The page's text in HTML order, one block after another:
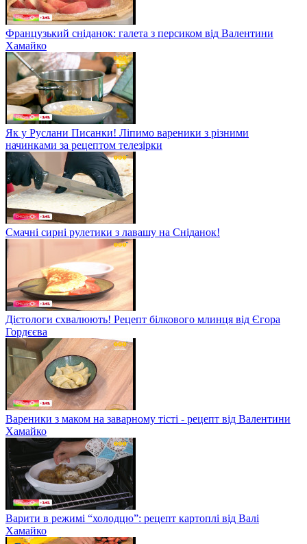
Французький сніданок: галета з персиком від Валентини
Хамайко
Як у Руслани Писанки! Ліпимо вареники з різними
начинками за рецептом телезірки
Смачні сирні рулетики з лавашу на Сніданок!
Дієтологи схвалюють! Рецепт білкового млинця від Єгора
Гордєєва
Вареники з маком на заварному тісті - рецепт від Валентини
Хамайко
Варити в режимі “холодцю”: рецепт картоплі від Валі
Хамайко